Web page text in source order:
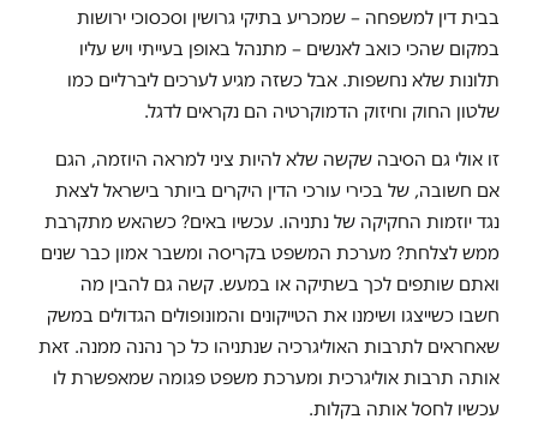
בבית דין למשפחה – שמכריע בתיקי גרושין וסכסוכי ירושות
במקום שהכי כואב לאנשים – מתנהל באופן בעייתי ויש עליו
תלונות שלא נחשפות. אבל כשזה מגיע לערכים ליברליים כמו
שלטון החוק וחיזוק הדמוקרטיה הם נקראים לדגל.
זו אולי גם הסיבה שקשה שלא להיות ציני למראה היוזמה, הגם
אם חשובה, של בכירי עורכי הדין היקרים ביותר בישראל לצאת
נגד יוזמות החקיקה של נתניהו. עכשיו באים? כשהאש מתקרבת
ממש לצלחת? מערכת המשפט בקריסה ומשבר אמון כבר שנים
ואתם שותפים לכך בשתיקה או במעש. קשה גם להבין מה
חשבו כשייצגו ושימנו את הטייקונים והמונופולים הגדולים במשק
שאחראים לתרבות האוליגרכיה שנתניהו כל כך נהנה ממנה. זאת
אותה תרבות אוליגרכית ומערכת משפט פגומה שמאפשרת לו
עכשיו לחסל אותה בקלות.